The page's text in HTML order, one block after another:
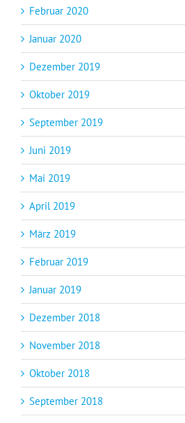
Februar 2020
Januar 2020
Dezember 2019
Oktober 2019
September 2019
Juni 2019
Mai 2019
April 2019
März 2019
Februar 2019
Januar 2019
Dezember 2018
November 2018
Oktober 2018
September 2018